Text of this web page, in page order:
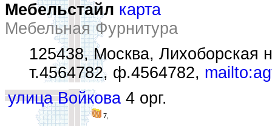
Мебельстайл карта
Мебельная Фурнитура
125438, Москва, Лихоборская
т.4564782, ф.4564782,
улица Войкова 4 орг.
7,